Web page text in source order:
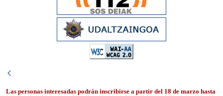
Las personas interesadas podrán inscribirse a partir del 18 de marzo hasta